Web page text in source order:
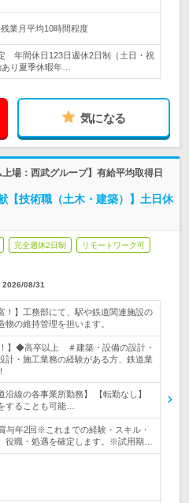
業月平均10時間程度
年間休日123日週休2日制（土日・祝
り夏季休暇年…
気になる
場：西武グループ】有給平均取得日
【技術職（土木・建築）】土日休
完全週休2日制 リモートワーク可
2026/08/31
！】工務部にて、駅や鉄道関連施設の
の維持管理を担います。
！】◆高卒以上 ＃建築・設備の設計・
計・施工業務の経験がある方、鉄道業
沿線の各事業所勤務】 【転勤なし】
することも可能…
与年2回※これまでの経験・スキル・
役職・処遇を確定します。※試用期…